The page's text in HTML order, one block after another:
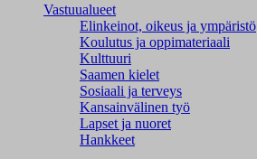
Vastuualueet
Elinkeinot, oikeus ja ympäristö
Koulutus ja oppimateriaali
Kulttuuri
Saamen kielet
Sosiaali ja terveys
Kansainvälinen työ
Lapset ja nuoret
Hankkeet